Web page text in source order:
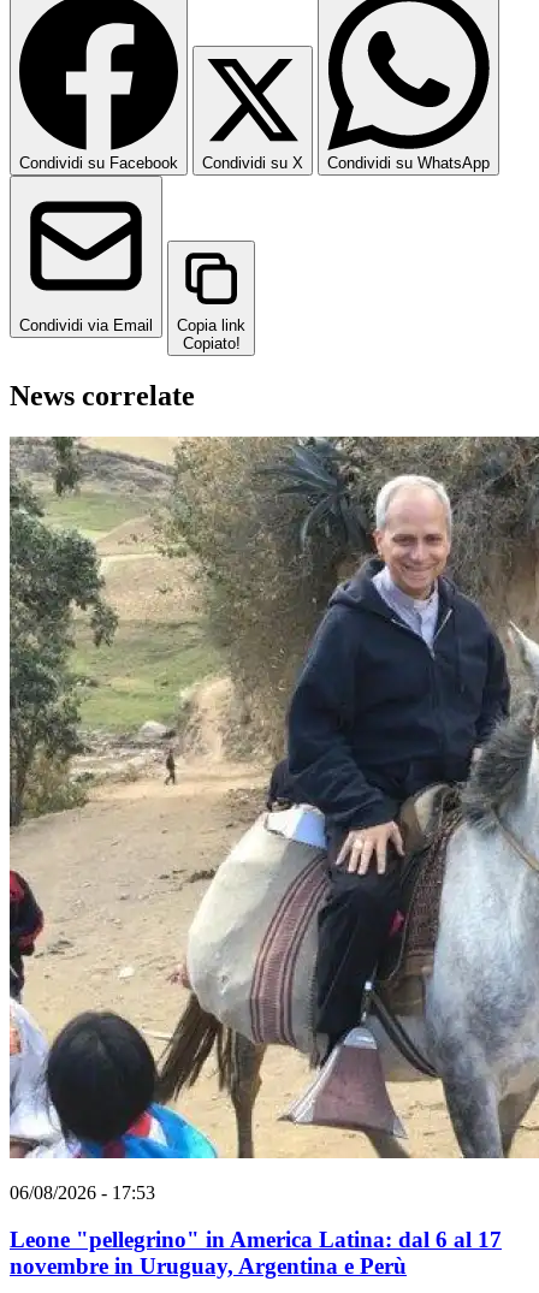
Condividi su Facebook Condividi su X Condividi su WhatsApp
Condividi via Email
Copia link
Copiato!
News correlate
06/08/2026 - 17:53
Leone "pellegrino" in America Latina: dal 6 al 17
novembre in Uruguay, Argentina e Perù